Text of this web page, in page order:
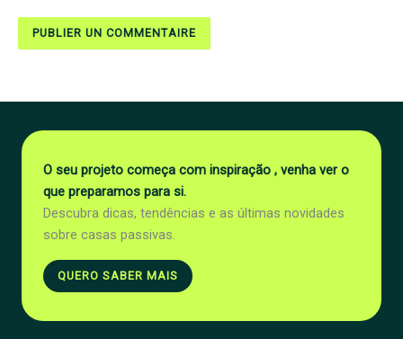
O seu projeto começa com inspiração , venha ver o
que preparamos para si.
Descubra dicas, tendências e as últimas novidades
sobre casas passivas.
QUERO SABER MAIS